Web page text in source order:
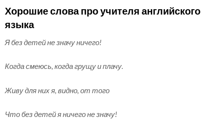
Хорошие слова про учителя английского
языка
Я без детей не значу ничего!
Когда смеюсь, когда грущу и плачу.
Живу для них я, видно, от того
Что без детей я ничего не значу!